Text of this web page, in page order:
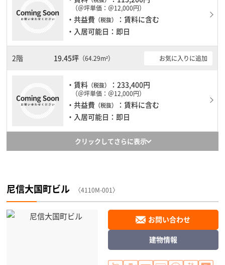
（＠坪単価：＠12,000円）
・共益費 （税抜）
：賃料に含む
・入居可能日：即日
2階 19.45坪（64.29m²） お気に入りに追加
・賃料 （税抜） ：233,400円
（＠坪単価：＠12,000円）
・共益費 （税抜）
：賃料に含む
・入居可能日：即日
クリックしてさらに表示
尼信大国町ビル 〈4110M-001〉
お問い合わせ
建物情報